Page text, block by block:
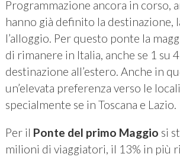
Programmazione ancora in corso,
hanno già definito la destinazione,
l’alloggio. Per questo ponte la
di rimanere in Italia, anche se 1 su
destinazione all’estero. Anche in
un’elevata preferenza verso le
specialmente se in Toscana e Lazio.
Per il Ponte del primo Maggio si
milioni di viaggiatori, il 13% in più